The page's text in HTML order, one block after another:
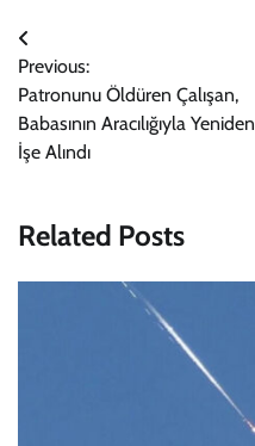
Yazı
gezinmesi
Previous:
Patronunu Öldüren Çalışan,
Babasının Aracılığıyla Yeniden
İşe Alındı
Related Posts